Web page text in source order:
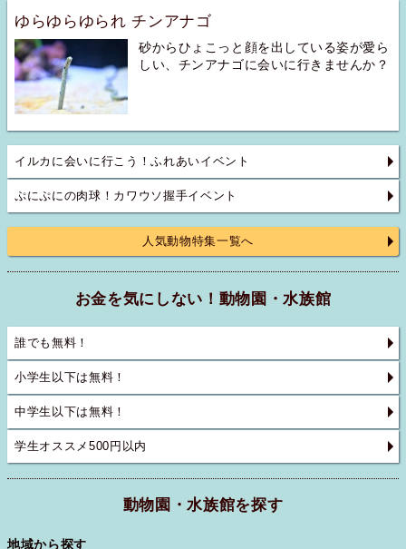
ゆらゆらゆられ チンアナゴ
砂からひょこっと顔を出している姿が愛ら
しい、チンアナゴに会いに行きませんか？
イルカに会いに行こう！ふれあいイベント
ぷにぷにの肉球！カワウソ握手イベント
人気動物特集一覧へ
お金を気にしない！動物園・水族館
誰でも無料！
小学生以下は無料！
中学生以下は無料！
学生オススメ500円以内
動物園・水族館を探す
地域から探す